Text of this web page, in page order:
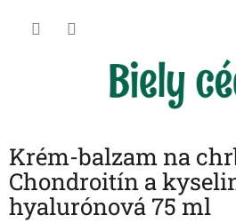
Krém-balzam na
Chondroitín a
hyalurónová 75 ml